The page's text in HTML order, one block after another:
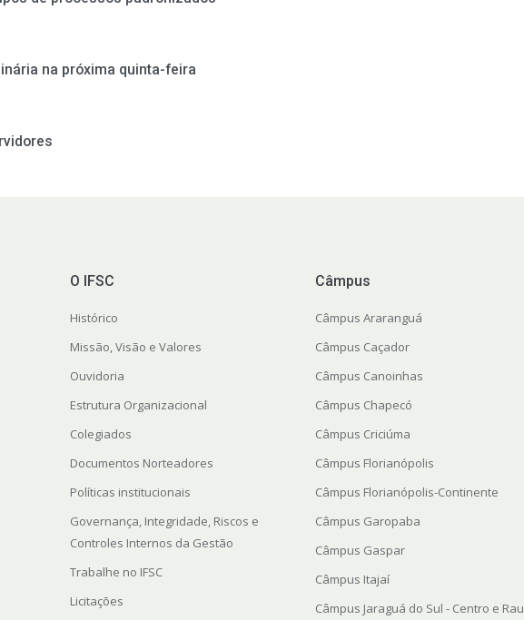
na próxima quinta-feira
O IFSC
Histórico
Missão, Visão e Valores
Ouvidoria
Estrutura Organizacional
Colegiados
Documentos Norteadores
Políticas institucionais
Governança, Integridade, Riscos e
Controles Internos da Gestão
Trabalhe no IFSC
Licitações
Câmpus
Câmpus Araranguá
Câmpus Caçador
Câmpus Canoinhas
Câmpus Chapecó
Câmpus Criciúma
Câmpus Florianópolis
Câmpus Florianópolis-Continente
Câmpus Garopaba
Câmpus Gaspar
Câmpus Itajaí
Câmpus Jaraguá do Sul - Centro e Rau